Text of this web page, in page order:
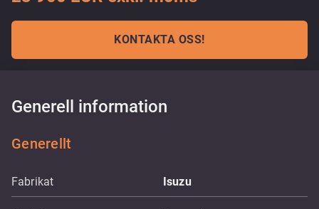
KONTAKTA OSS!
Generell information
Generellt
Fabrikat Isuzu